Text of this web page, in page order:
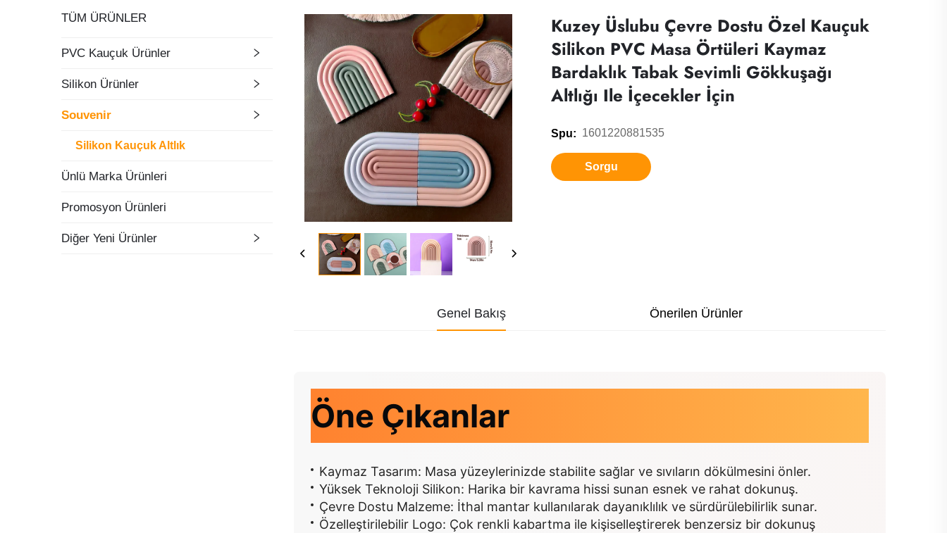
TÜM ÜRÜNLER
PVC Kauçuk Ürünler
Silikon Ürünler
Souvenir
Silikon Kauçuk Altlık
Ünlü Marka Ürünleri
Promosyon Ürünleri
Diğer Yeni Ürünler
Kuzey Üslubu Çevre Dostu Özel Kauçuk
Silikon PVC Masa Örtüleri Kaymaz
Bardaklık Tabak Sevimli Gökkuşağı
Altlığı Ile İçecekler İçin
Spu: 1601220881535
Sorgu
Genel Bakış Önerilen Ürünler
Öne Çıkanlar
Kaymaz Tasarım: Masa yüzeylerinizde stabilite sağlar ve sıvıların dökülmesini önler.
Yüksek Teknoloji Silikon: Harika bir kavrama hissi sunan esnek ve rahat dokunuş.
Çevre Dostu Malzeme: İthal mantar kullanılarak dayanıklılık ve sürdürülebilirlik sunar.
Özelleştirilebilir Logo: Çok renkli kabartma ile kişiselleştirerek benzersiz bir dokunuş